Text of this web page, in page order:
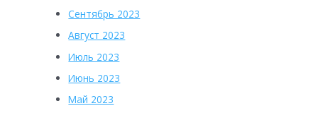
Сентябрь 2023
Август 2023
Июль 2023
Июнь 2023
Май 2023